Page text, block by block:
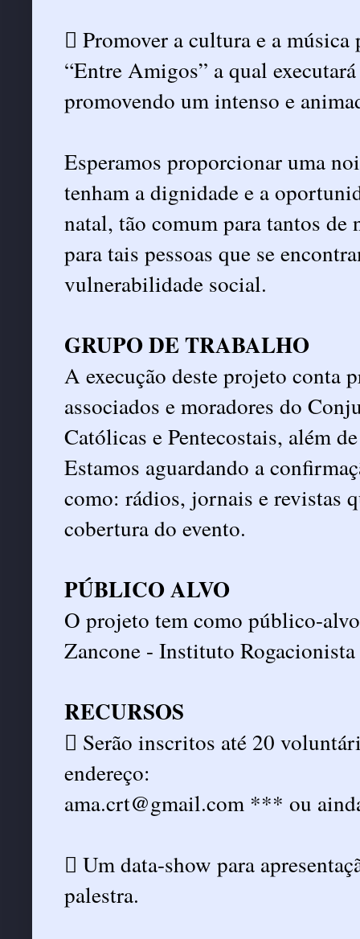
 Promover a cultura e a
“Entre Amigos” a qual
promovendo um intenso e
Esperamos proporcionar uma
tenham a dignidade e a
natal, tão comum para tantos
para tais pessoas que se
vulnerabilidade social.
GRUPO DE TRABALHO
A execução deste projeto conta
associados e moradores do
Católicas e Pentecostais, além
Estamos aguardando a
como: rádios, jornais e revistas
cobertura do evento.
PÚBLICO ALVO
O projeto tem como público-
Zancone - Instituto
RECURSOS
 Serão inscritos até 20
endereço:
ama.crt@gmail.com *** ou
 Um data-show para
palestra.